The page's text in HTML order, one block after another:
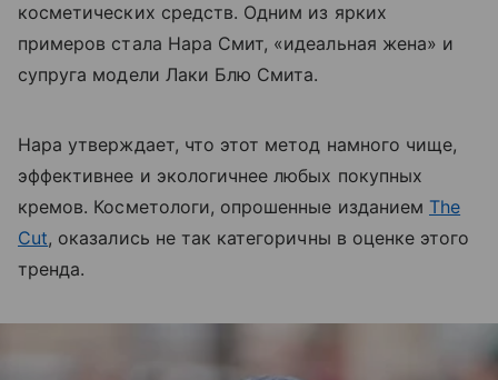
косметических средств. Одним из ярких
примеров стала Нара Смит, «идеальная жена» и
супруга модели Лаки Блю Смита.
Нара утверждает, что этот метод намного чище,
эффективнее и экологичнее любых покупных
кремов. Косметологи, опрошенные изданием The
Cut, оказались не так категоричны в оценке этого
тренда.